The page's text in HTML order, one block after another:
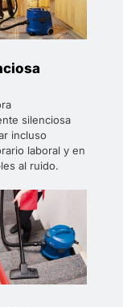
silenciosa
incluso
laboral y en
al ruido.